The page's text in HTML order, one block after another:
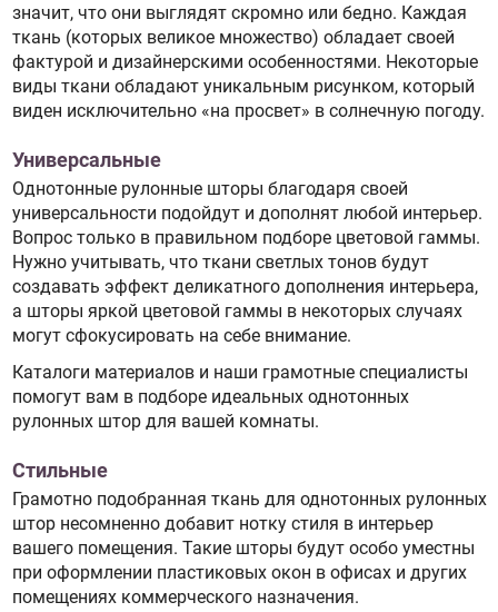
значит, что они выглядят скромно или бедно. Каждая
ткань (которых великое множество) обладает своей
фактурой и дизайнерскими особенностями. Некоторые
виды ткани обладают уникальным рисунком, который
виден исключительно «на просвет» в солнечную погоду.
Универсальные
Однотонные рулонные шторы благодаря своей
универсальности подойдут и дополнят любой интерьер.
Вопрос только в правильном подборе цветовой гаммы.
Нужно учитывать, что ткани светлых тонов будут
создавать эффект деликатного дополнения интерьера,
а шторы яркой цветовой гаммы в некоторых случаях
могут сфокусировать на себе внимание.
Каталоги материалов и наши грамотные специалисты
помогут вам в подборе идеальных однотонных
рулонных штор для вашей комнаты.
Стильные
Грамотно подобранная ткань для однотонных рулонных
штор несомненно добавит нотку стиля в интерьер
вашего помещения. Такие шторы будут особо уместны
при оформлении пластиковых окон в офисах и других
помещениях коммерческого назначения.